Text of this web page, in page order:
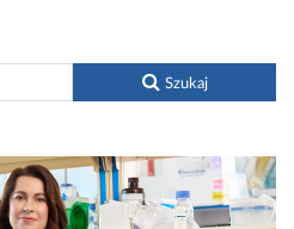
Szukaj